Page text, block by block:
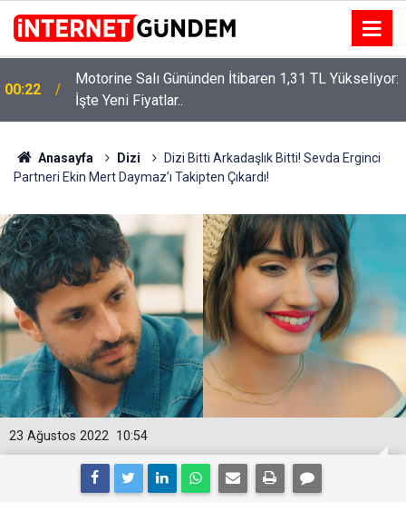
00:22
Motorine Salı Gününden İtibaren 1,31 TL Yükseliyor:
İşte Yeni Fiyatlar..
Anasayfa Dizi
Dizi Bitti Arkadaşlık Bitti! Sevda Erginci
Partneri Ekin Mert Daymaz’ı Takipten Çıkardı!
10:54
23 Ağustos 2022